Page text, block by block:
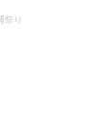
祭り